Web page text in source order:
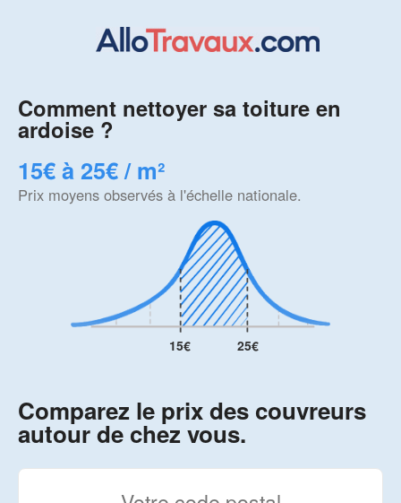
Comment nettoyer sa toiture en
ardoise ?
15€ à 25€ / m²
Prix moyens observés à l'échelle nationale.
15€ 25€
Comparez le prix des couvreurs
autour de chez vous.